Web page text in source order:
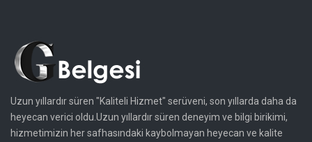
Uzun yıllardır süren "Kaliteli Hizmet" serüveni, son yıllarda daha da
heyecan verici oldu.Uzun yıllardır süren deneyim ve bilgi birikimi,
hizmetimizin her safhasındaki kaybolmayan heyecan ve kalite